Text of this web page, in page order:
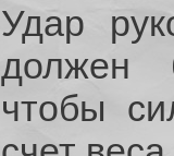
Удар
должен
чтобы